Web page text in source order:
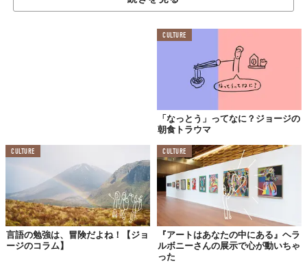
ない？（笑）そうかもしれへん。
「ジョージさん日本って、何が好きかい？」と、よく聞かれるの
ね。どうでしょう！具体的なのもちろんたくさんある。アニメと
かは僕的にちょっとだけちゃうけど、ここの料理、ここのデザイ
ン、芸術、建築、美学は比類のないものと思う。かける季節の
でもね、目で見えるもの以上あると思う。神秘的な、日本しかな
い的な、気持ちに入る的な、「マジックオブジャパン」と僕は言
例えばだけど、夜に銭湯へ行く……。
入る瞬間から落ち着くね。銭湯のおばあちゃんが心配なさそうに
CULTURE
「なっとう」ってなに？ジョージの
朝食トラウマ
CULTURE
言語の勉強は、冒険だよね！【ジョ
ージのコラム】
CULTURE
『アートはあなたの中にある』ヘラ
ルボニーさんの展示で心が動いちゃ
った